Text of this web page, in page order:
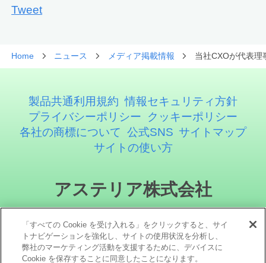
Tweet
Home ニュース メディア掲載情報 当社CXOが代表
製品共通利用規約 情報セキュリティ方針
プライバシーポリシー
クッキーポリシー
各社の商標について 公式SNS サイトマップ
サイトの使い方
アステリア株式会社
「すべての Cookie を受け入れる」をクリックすると、サイ
トナビゲーションを強化し、サイトの使用状況を分析し、
弊社のマーケティング活動を支援するために、デバイスに
Cookie を保存することに同意したことになります。